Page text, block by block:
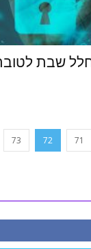
שבת
71
72
73